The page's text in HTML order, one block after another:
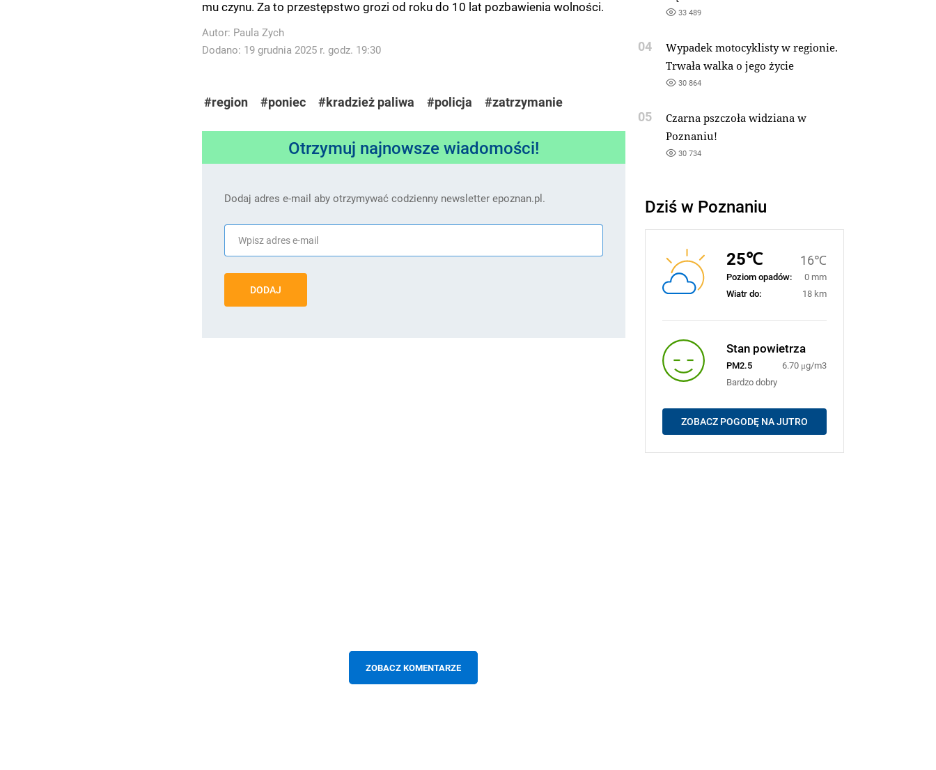
mu czynu. Za to przestępstwo grozi od roku do 10 lat pozbawienia wolności.
Autor: Paula Zych
Dodano: 19 grudnia 2025 r. godz. 19:30
#region #poniec #kradzież paliwa #policja #zatrzymanie
Otrzymuj najnowsze wiadomości!
Dodaj adres e-mail aby otrzymywać codzienny newsletter epoznan.pl.
DODAJ
ZOBACZ KOMENTARZE
33 489
04
Wypadek motocyklisty w regionie.
Trwała walka o jego życie
30 864
05
Czarna pszczoła widziana w
Poznaniu!
30 734
Dziś w Poznaniu
25℃ 16℃
Poziom opadów:
0 mm
Wiatr do:
18 km
Stan powietrza
PM2.5
6.70 μg/m3
Bardzo dobry
ZOBACZ POGODĘ NA JUTRO